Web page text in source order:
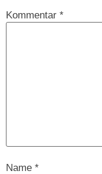
Kommentar *
Name *